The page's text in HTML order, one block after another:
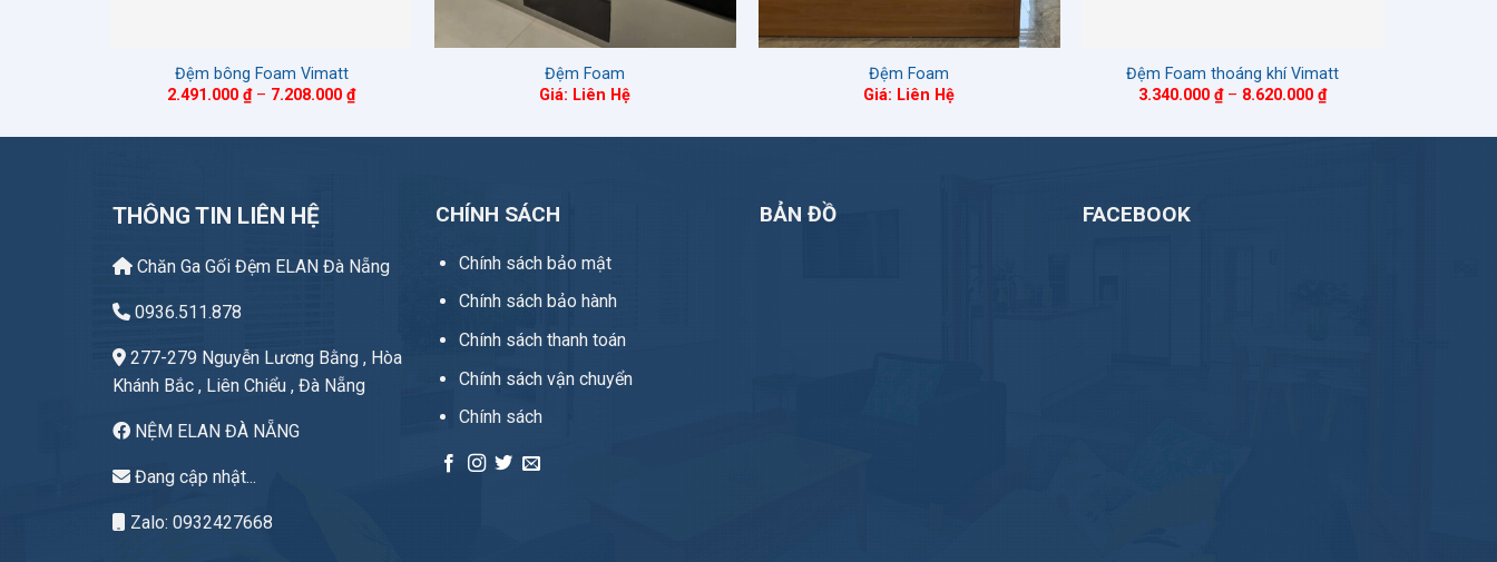
Đệm bông Foam Vimatt
2.491.000₫ – 7.208.000₫Khoảng
giá:
2.491.000 ₫
Đệm Foam
Giá: Liên Hệ
Đệm Foam
Giá: Liên Hệ
Đệm Foam thoáng khí Vimatt
3.340.000₫ – 8.620.000₫Khoảng
giá:
3.340.000 ₫
1.470.000 ₫
THÔNG TIN LIÊN HỆ
Chăn Ga Gối Đệm ELAN Đà Nẵng
0936.511.878
277-279 Nguyễn Lương Bằng , Hòa
Khánh Bắc , Liên Chiểu , Đà Nẵng
NỆM ELAN ĐÀ NẴNG
Đang cập nhật...
Zalo: 0932427668
CHÍNH SÁCH
Chính sách bảo mật
Chính sách bảo hành
Chính sách thanh toán
Chính sách vận chuyển
Chính sách
BẢN ĐỒ FACEBOOK